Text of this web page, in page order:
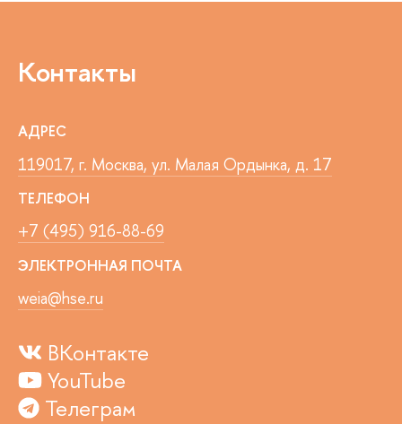
Контакты
АДРЕС
119017, г. Москва, ул. Малая Ордынка, д. 17
ТЕЛЕФОН
+7 (495) 916-88-69
ЭЛЕКТРОННАЯ ПОЧТА
weia@hse.ru
ВКонтакте
YouTube
Телеграм